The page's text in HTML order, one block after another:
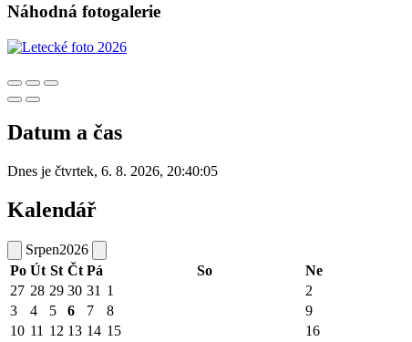
Náhodná fotogalerie
Datum a čas
Dnes je čtvrtek, 6. 8. 2026, 20:40:05
Kalendář
Srpen2026
Po Út St Čt Pá So
Ne
27 28 29 30 31 1
2
3
4 5 6 7 8
9
10 11 12 13 14 15 16